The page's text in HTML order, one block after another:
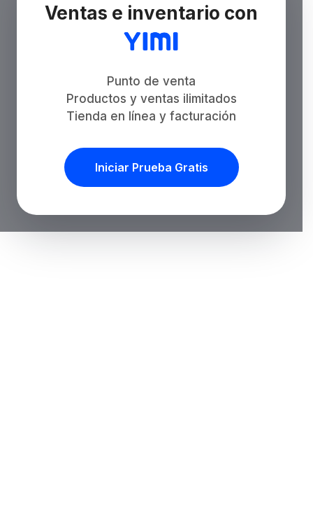
Ventas e inventario con
Punto de venta
Productos y ventas ilimitados
Tienda en línea y facturación
Iniciar Prueba Gratis